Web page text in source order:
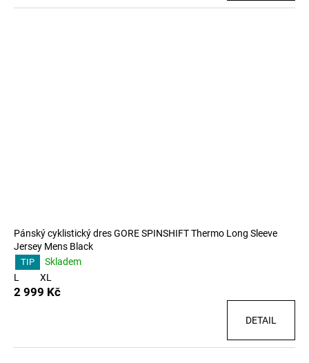
Pánský cyklistický dres GORE SPINSHIFT Thermo Long Sleeve
Jersey Mens Black
TIP
Skladem
L
XL
2 999 Kč
DETAIL